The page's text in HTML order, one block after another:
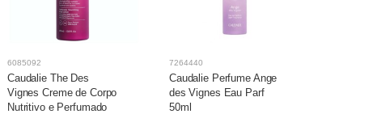
6085092
Caudalie The Des
Vignes Creme de Corpo
Nutritivo e Perfumado
7264440
Caudalie Perfume Ange
des Vignes Eau Parf
50ml